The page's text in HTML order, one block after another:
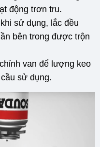
động trơn tru.
sử dụng, lắc đều
bên trong được trộn
van để lượng keo
sử dụng.